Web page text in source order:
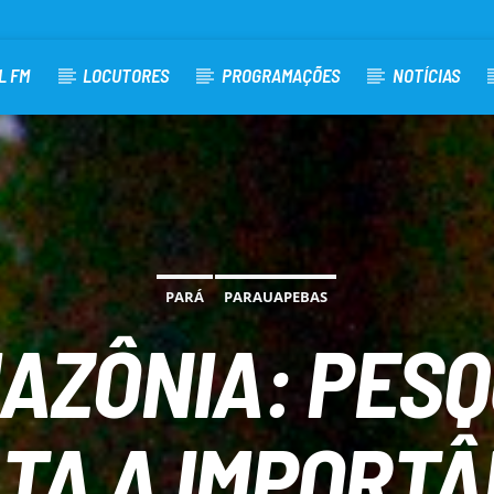
FM LOCUTORES PROGRAMAÇÕES NOTÍCIAS
PARÁ PARAUAPEBAS